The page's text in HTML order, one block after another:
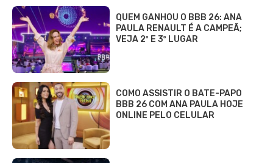
QUEM GANHOU O BBB 26: ANA
PAULA RENAULT É A CAMPEÃ;
VEJA 2º E 3º LUGAR
COMO ASSISTIR O BATE-PAPO
BBB 26 COM ANA PAULA HOJE
ONLINE PELO CELULAR